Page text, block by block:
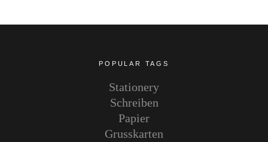
POPULAR TAGS
Stationery
Schreiben
Papier
Grusskarten